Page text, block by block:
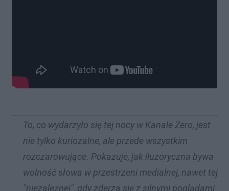
To, co wydarzyło się tej nocy w Kanale Zero, jest
nie tylko kuriozalne, ale przede wszystkim
rozczarowujące. Pokazuje, jak iluzoryczna bywa
wolność słowa w przestrzeni medialnej, nawet tej
"niezależnej", gdy zderza się z silnymi poglądami